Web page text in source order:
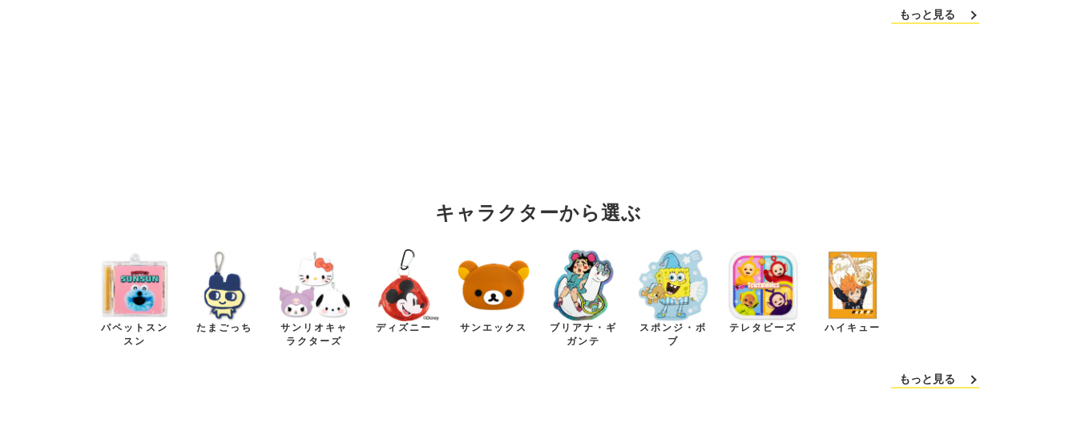
格
もっと見る
キャラクターから選ぶ
パペットスン
スン
たまごっち
サンリオキャ
ラクターズ
ディズニー サンエックス
ブリアナ・ギ
ガンテ
スポンジ・ボ
ブ
テレタビーズ ハイキュー
もっと見る